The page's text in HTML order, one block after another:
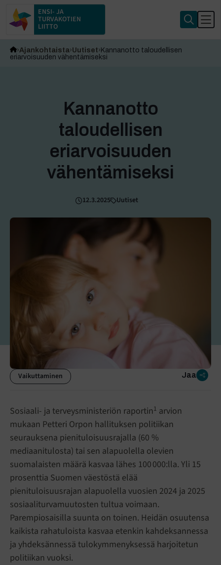
ENSI- JA
TURVAKOTIEN
LIITTO
Ajankohtaista Uutiset Kannanotto taloudellisen
eriarvoisuuden vähentämiseksi
Kannanotto
taloudellisen
eriarvoisuuden
vähentämiseksi
12.3.2025 Uutiset
Vaikuttaminen Jaa
Sosiaali- ja terveysministeriön raportin1 arvion
mukaan Petteri Orpon hallituksen politiikan
seurauksena pienituloisuusrajalla (60 %
mediaanitulosta) tai sen alapuolella olevien
suomalaisten määrä kasvaa lähes 100 000:lla. Yli 15
prosenttia Suomen väestöstä elää
pienituloisuusrajan alapuolella vuosien 2024 ja 2025
sosiaaliturvamuutosten tultua voimaan.
Parempiosaisilla suunta on toinen. Heidän osuutensa
kaikista rahatuloista kasvaa etenkin kahdeksannessa
ja yhdeksännessä tulokymmenyksessä harjoitetun
politiikan vuoksi.